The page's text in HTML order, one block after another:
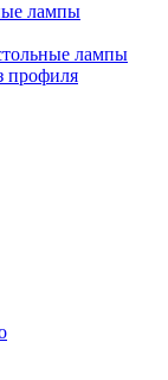
лампы
лампы
профиля